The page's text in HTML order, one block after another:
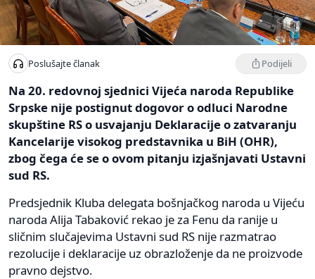
Poslušajte članak Podijeli
Na 20. redovnoj sjednici Vijeća naroda Republike
Srpske nije postignut dogovor o odluci Narodne
skupštine RS o usvajanju Deklaracije o zatvaranju
Kancelarije visokog predstavnika u BiH (OHR),
zbog čega će se o ovom pitanju izjašnjavati Ustavni
sud RS.
Predsjednik Kluba delegata bošnjačkog naroda u Vijeću
naroda Alija Tabaković rekao je za Fenu da ranije u
sličnim slučajevima Ustavni sud RS nije razmatrao
rezolucije i deklaracije uz obrazloženje da ne proizvode
pravno dejstvo.